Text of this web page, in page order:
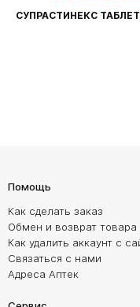
СУПРАСТИНЕКС
Помощь
Как сделать заказ
Обмен и возврат товара
Как удалить аккаунт с
Связаться с нами
Адреса Аптек